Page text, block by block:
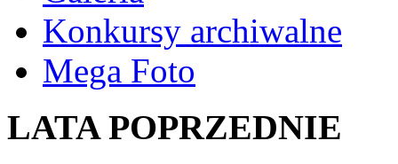
Konkursy archiwalne
Mega Foto
LATA POPRZEDNIE